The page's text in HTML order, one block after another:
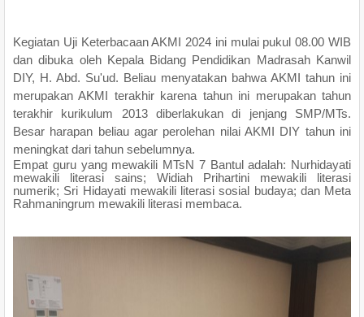
Kegiatan Uji Keterbacaan AKMI 2024 ini mulai pukul 08.00 WIB
dan dibuka oleh Kepala Bidang Pendidikan Madrasah Kanwil
DIY, H. Abd. Su'ud. Beliau menyatakan bahwa AKMI tahun ini
merupakan AKMI terakhir karena tahun ini merupakan tahun
terakhir kurikulum 2013 diberlakukan di jenjang SMP/MTs.
Besar harapan beliau agar perolehan nilai AKMI DIY tahun ini
meningkat dari tahun sebelumnya.
Empat guru yang mewakili MTsN 7 Bantul adalah: Nurhidayati
mewakili literasi sains; Widiah Prihartini mewakili literasi
numerik; Sri Hidayati mewakili literasi sosial budaya; dan Meta
Rahmaningrum mewakili literasi membaca.